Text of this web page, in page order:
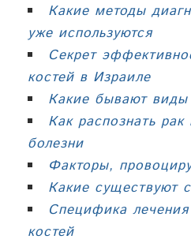
Какие методы
уже используются
Секрет
костей в Израиле
Какие бывают виды
Как распознать
болезни
Факторы,
Какие существуют
Специфика
костей